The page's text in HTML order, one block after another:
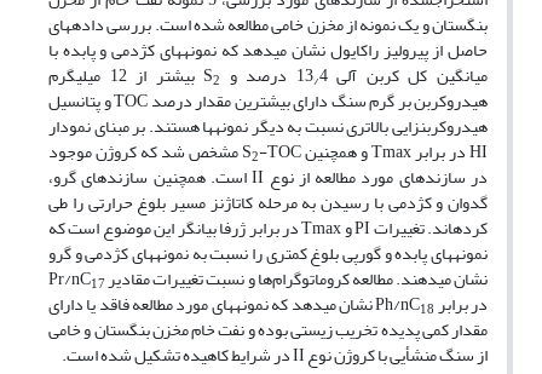
بنگستان و یک نمونه از مخزن خامی مطالعه شده است. بررسی داده‎های
حاصل از پیرولیز راک‎ایول نشان می‎دهد که نمونه‎های کژدمی و پابده با
میانگین کل کربن آلی 13 /4 درصد و S 2 بیشتر از 12 میلی‎گرم
هیدروکربن بر گرم سنگ دارای بیشترین مقدار درصد TOC و پتانسیل
هیدروکربن‎زایی بالاتری نسبت به دیگر نمونه‎ها هستند. بر مبنای نمودار
HI در برابر Tmax و همچنین S 2 -TOC مشخص شد که کروژن موجود
در سازندهای مورد مطالعه از نوع II است. همچنین سازندهای گرو،
گدوان و کژدمی با رسیدن به مرحله کاتاژنز مسیر بلوغ حرارتی را طی
کرده‎اند. تغییرات PI و Tmax در برابر ژرفا بیانگر این موضوع است که
نمونه‎های پابده و گورپی بلوغ کمتری را نسبت به نمونه‎های کژدمی و گرو
نشان می‎دهند. مطالعه کروماتوگرام‌ها و نسبت تغییرات مقادیر Pr/nC 17
در برابر Ph/nC 18 نشان می‎دهد که نمونه‎های مورد مطالعه فاقد یا دارای
مقدار کمی پدیده تخریب زیستی بوده و نفت خام مخزن بنگستان و خامی
از سنگ منشأیی با کروژن نوع II در شرایط کاهیده تشکیل شده است.